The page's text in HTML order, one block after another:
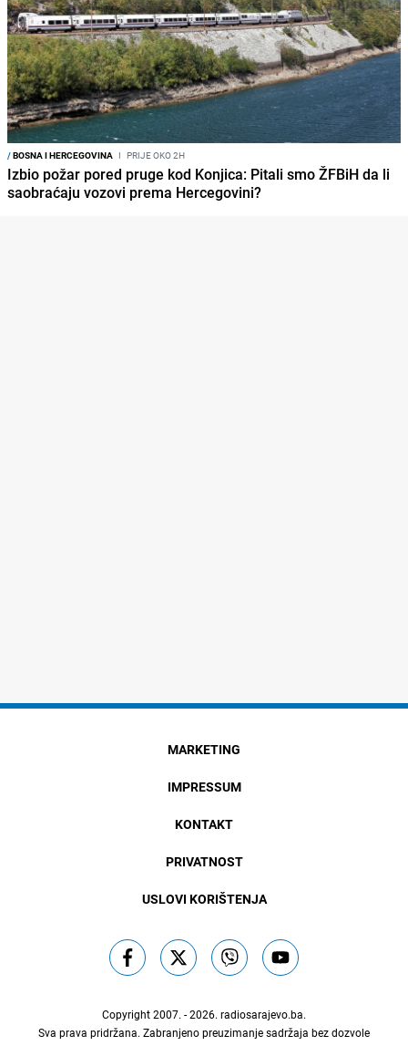
/BOSNA I HERCEGOVINA I PRIJE OKO 2H
Izbio požar pored pruge kod Konjica: Pitali smo ŽFBiH da li
saobraćaju vozovi prema Hercegovini?
MARKETING
IMPRESSUM
KONTAKT
PRIVATNOST
USLOVI KORIŠTENJA
Copyright 2007. - 2026. radiosarajevo.ba.
Sva prava pridržana. Zabranjeno preuzimanje sadržaja bez dozvole